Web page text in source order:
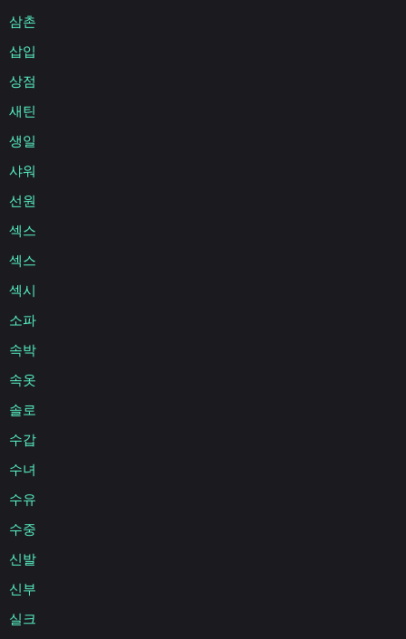
삼촌
삽입
상점
새틴
생일
샤워
선원
섹스
섹스
섹시
소파
속박
속옷
솔로
수갑
수녀
수유
수중
신발
신부
실크